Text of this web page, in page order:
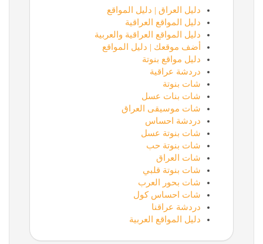
دليل العراق | دليل المواقع
دليل المواقع العراقية
دليل المواقع العراقية والعربية
أضف موقعك | دليل المواقع
دليل مواقع بنوتة
دردشة عراقية
شات بنوتة
شات بنات عسل
شات موسيقى العراق
دردشة احساس
شات بنوتة عسل
شات بنوتة حب
شات العراق
شات بنوتة قلبي
شات بحور العرب
شات احساس كول
دردشة عراقنا
دليل المواقع العربية